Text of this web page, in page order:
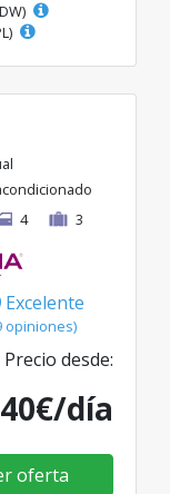
4 3
Excelente
opiniones)
Precio desde:
40€/día
oferta